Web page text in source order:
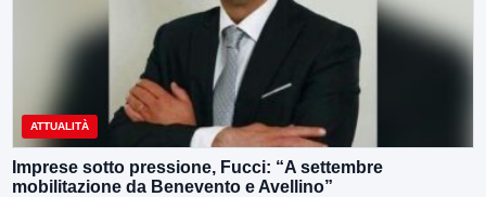
ATTUALITÀ
Imprese sotto pressione, Fucci: “A settembre
mobilitazione da Benevento e Avellino”